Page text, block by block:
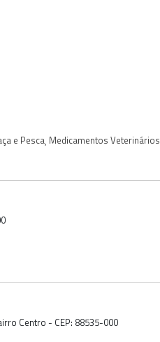
e Pesca, Medicamentos Veterinários
Centro - CEP: 88535-000